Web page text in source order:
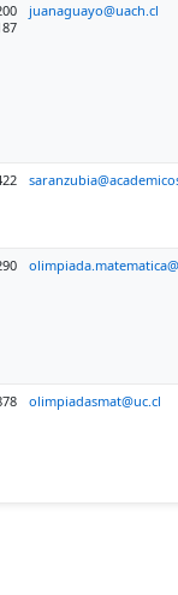
juanaguayo@uach.cl
olimpiadasmat@uc.cl